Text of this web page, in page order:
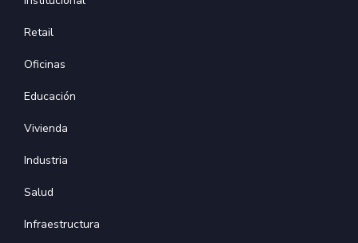
Retail
Oficinas
Educación
Vivienda
Industria
Salud
Infraestructura